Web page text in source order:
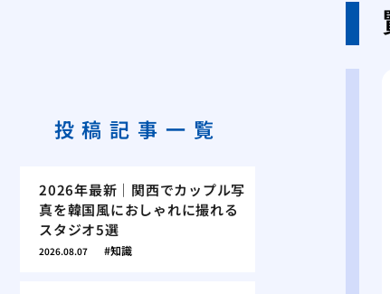
投稿記事一覧
2026年最新｜関西でカップル写
真を韓国風におしゃれに撮れる
スタジオ5選
2026.08.07 知識